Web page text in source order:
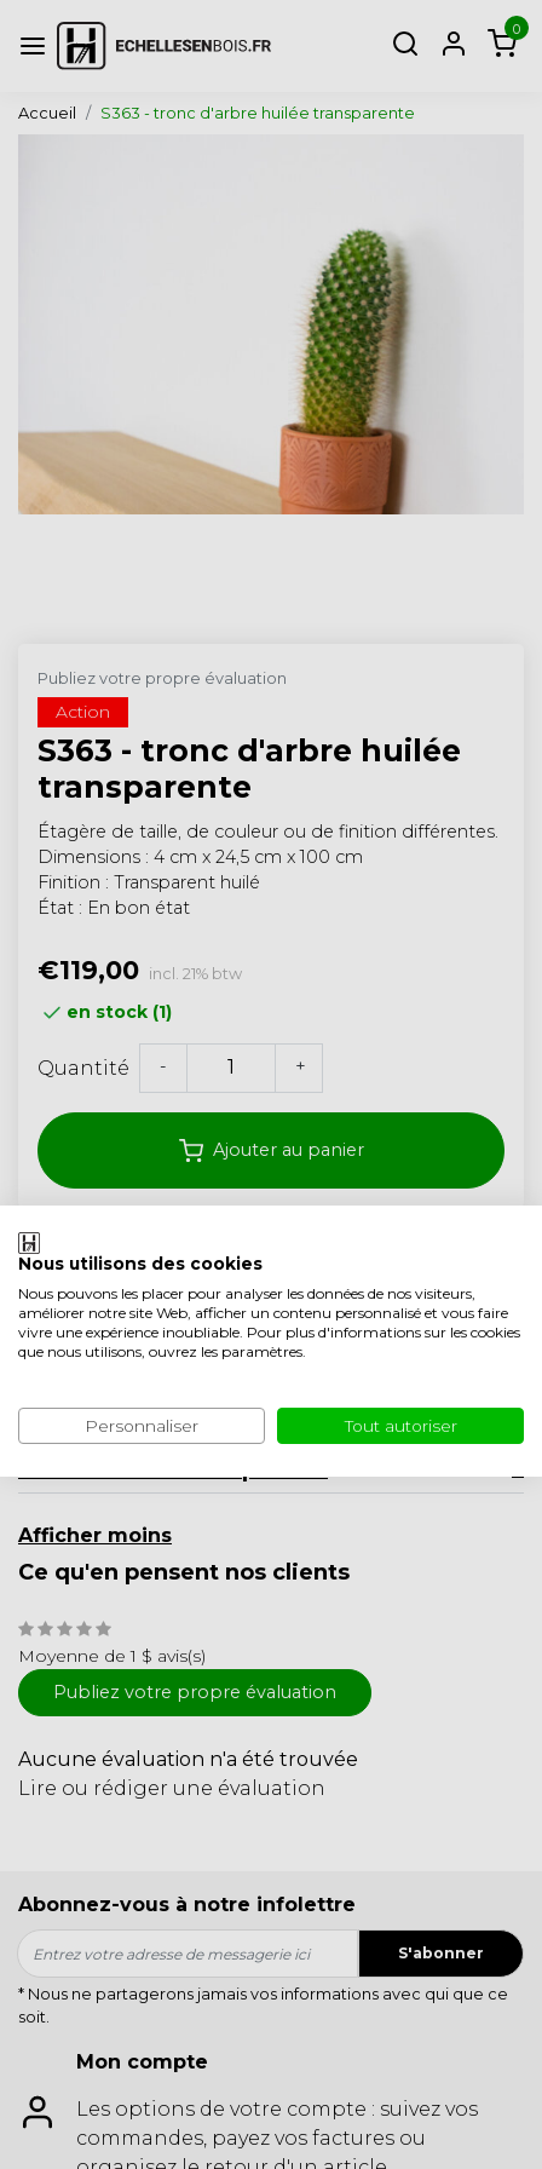
0
Accueil S363 - tronc d'arbre huilée transparente
Publiez votre propre évaluation
Action
S363 - tronc d'arbre huilée
transparente
Étagère de taille, de couleur ou de finition différentes.
Dimensions : 4 cm x 24,5 cm x 100 cm
Finition : Transparent huilé
État : En bon état
€119,00 incl. 21% btw
en stock (1)
Quantité - +
Ajouter au panier
Garantie de 5 ans
Qualité artisanale des Pays-Bas
Description du produit
Afficher moins
Ce qu'en pensent nos clients
Moyenne de 1 $ avis(s)
Publiez votre propre évaluation
Aucune évaluation n'a été trouvée
Lire ou rédiger une évaluation
Abonnez-vous à notre infolettre
S'abonner
* Nous ne partagerons jamais vos informations avec qui que ce
soit.
Mon compte
Les options de votre compte : suivez vos
commandes, payez vos factures ou
Nous utilisons des cookies
Nous pouvons les placer pour analyser les données de nos visiteurs,
améliorer notre site Web, afficher un contenu personnalisé et vous faire
vivre une expérience inoubliable. Pour plus d'informations sur les cookies
que nous utilisons, ouvrez les paramètres.
Personnaliser Tout autoriser